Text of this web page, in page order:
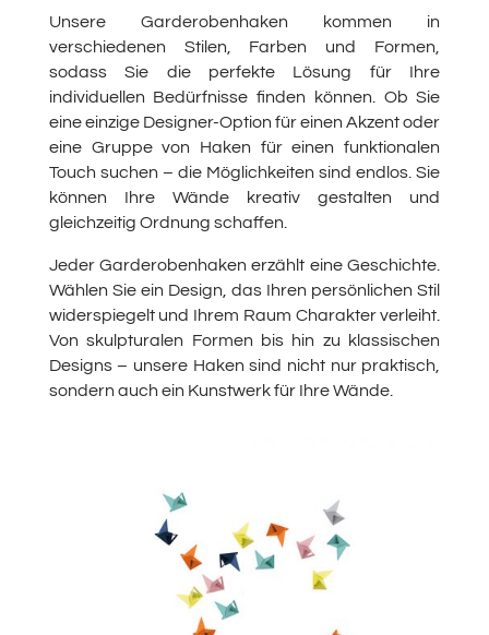
Unsere Garderobenhaken kommen in
verschiedenen Stilen, Farben und Formen,
sodass Sie die perfekte Lösung für Ihre
individuellen Bedürfnisse finden können. Ob Sie
eine einzige Designer-Option für einen Akzent oder
eine Gruppe von Haken für einen funktionalen
Touch suchen – die Möglichkeiten sind endlos. Sie
können Ihre Wände kreativ gestalten und
gleichzeitig Ordnung schaffen.
Jeder Garderobenhaken erzählt eine Geschichte.
Wählen Sie ein Design, das Ihren persönlichen Stil
widerspiegelt und Ihrem Raum Charakter verleiht.
Von skulpturalen Formen bis hin zu klassischen
Designs – unsere Haken sind nicht nur praktisch,
sondern auch ein Kunstwerk für Ihre Wände.